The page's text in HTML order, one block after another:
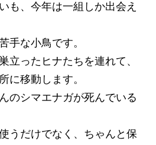
も、今年は一組しか出会え
手な小鳥です。
立ったヒナたちを連れて、
に移動します。
のシマエナガが死んでいる
うだけでなく、ちゃんと保